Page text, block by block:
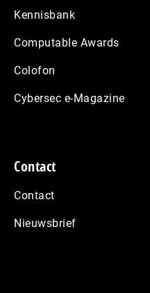
Kennisbank
Computable Awards
Colofon
Cybersec e-Magazine
Contact
Contact
Nieuwsbrief